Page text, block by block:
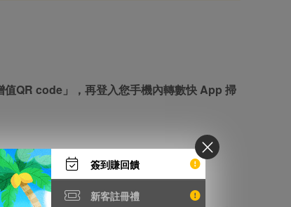
簽到賺回饋
新客註冊禮
QR code」，再登入您手機內轉數快 App 掃